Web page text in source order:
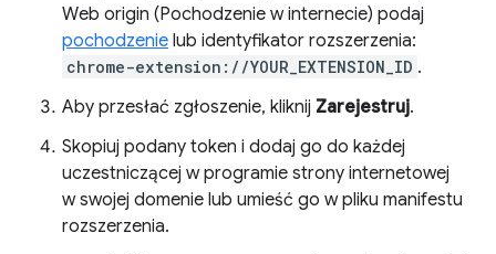
Web origin (Pochodzenie w internecie) podaj
pochodzenie lub identyfikator rozszerzenia:
chrome-extension://YOUR_EXTENSION_ID .
Aby przesłać zgłoszenie, kliknij Zarejestruj.
Skopiuj podany token i dodaj go do każdej
uczestniczącej w programie strony internetowej
w swojej domenie lub umieść go w pliku manifestu
rozszerzenia.